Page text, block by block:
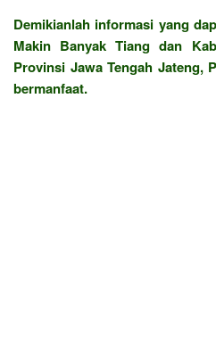
Demikianlah informasi yang
Makin Banyak Tiang dan
Provinsi Jawa Tengah Jateng,
bermanfaat.